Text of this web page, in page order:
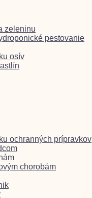
zeleninu
pestovanie
osív
ochranných prípravkov
chorobám